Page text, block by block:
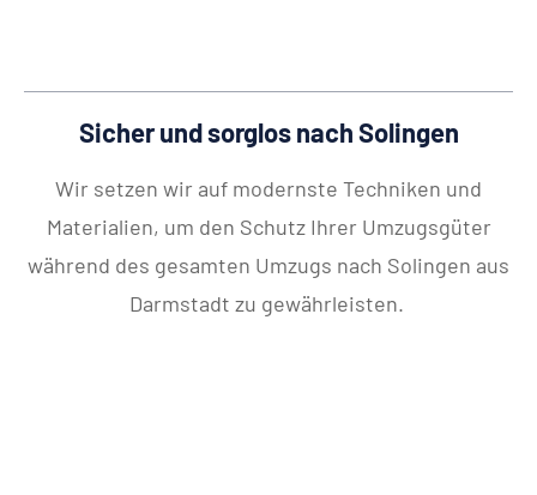
Sicher und sorglos nach Solingen
Wir setzen wir auf modernste Techniken und
Materialien, um den Schutz Ihrer Umzugsgüter
während des gesamten Umzugs nach Solingen aus
Darmstadt zu gewährleisten.